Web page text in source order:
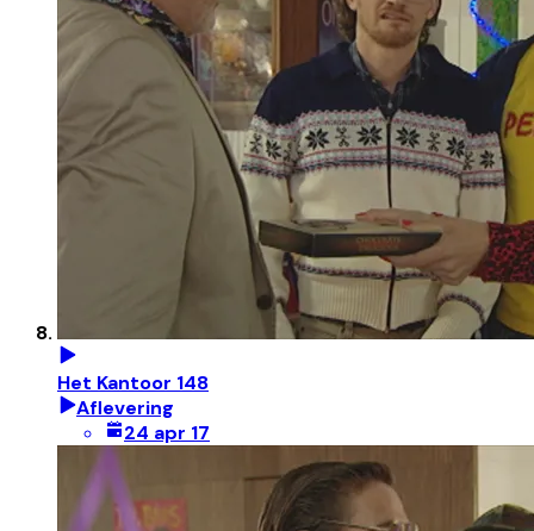
Het Kantoor 148
Aflevering
24 apr 17